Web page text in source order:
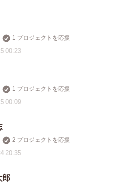
1 プロジェクトを応援
00:23
1 プロジェクトを応援
00:09
2 プロジェクトを応援
20:35
郎